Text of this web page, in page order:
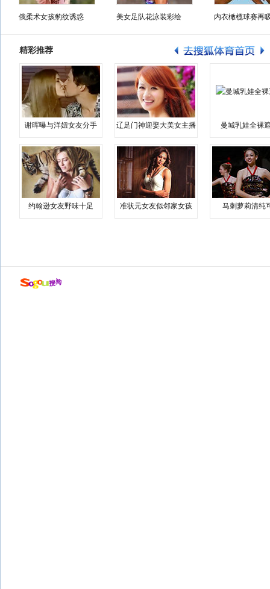
俄柔术女孩豹纹诱惑 美女足队花泳装彩绘 内衣橄榄球赛再
精彩推荐
谢晖曝与洋妞女友分手 辽足门神迎娶大美女主播 曼城乳娃全裸
约翰逊女友野味十足 准状元女友似邻家女孩 马刺萝莉清纯